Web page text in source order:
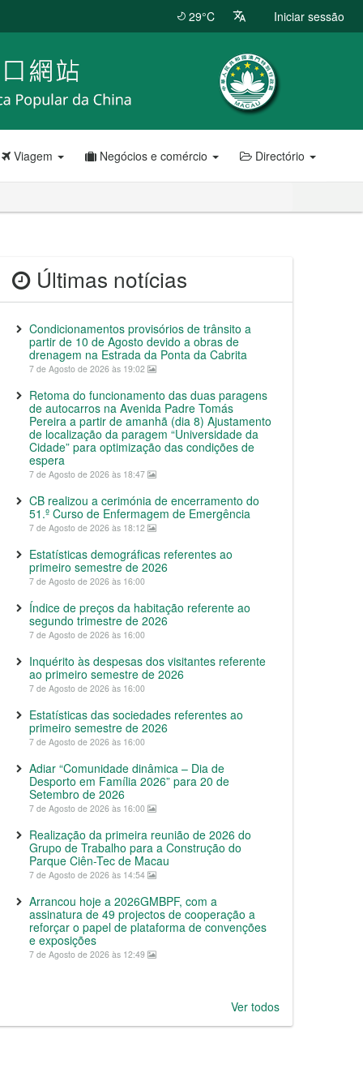
29°C Iniciar sessão
Viagem Negócios e comércio Directório
Últimas notícias
Condicionamentos provisórios de trânsito a
partir de 10 de Agosto devido a obras de
drenagem na Estrada da Ponta da Cabrita
7 de Agosto de 2026 às 19:02
Retoma do funcionamento das duas paragens
de autocarros na Avenida Padre Tomás
Pereira a partir de amanhã (dia 8) Ajustamento
de localização da paragem “Universidade da
Cidade” para optimização das condições de
espera
7 de Agosto de 2026 às 18:47
CB realizou a cerimónia de encerramento do
51.º Curso de Enfermagem de Emergência
7 de Agosto de 2026 às 18:12
Estatísticas demográficas referentes ao
primeiro semestre de 2026
7 de Agosto de 2026 às 16:00
Índice de preços da habitação referente ao
segundo trimestre de 2026
7 de Agosto de 2026 às 16:00
Inquérito às despesas dos visitantes referente
ao primeiro semestre de 2026
7 de Agosto de 2026 às 16:00
Estatísticas das sociedades referentes ao
primeiro semestre de 2026
7 de Agosto de 2026 às 16:00
Adiar “Comunidade dinâmica – Dia de
Desporto em Família 2026” para 20 de
Setembro de 2026
7 de Agosto de 2026 às 16:00
Realização da primeira reunião de 2026 do
Grupo de Trabalho para a Construção do
Parque Ciên-Tec de Macau
7 de Agosto de 2026 às 14:54
Arrancou hoje a 2026GMBPF, com a
assinatura de 49 projectos de cooperação a
reforçar o papel de plataforma de convenções
e exposições
7 de Agosto de 2026 às 12:49
Ver todos